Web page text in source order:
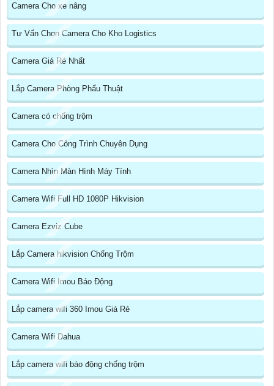
Camera Cho xe nâng
Tư Vấn Chọn Camera Cho Kho Logistics
Camera Giá Rẻ Nhất
Lắp Camera Phòng Phẩu Thuật
Camera có chống trộm
Camera Cho Công Trình Chuyên Dụng
Camera Nhìn Màn Hình Máy Tính
Camera Wifi Full HD 1080P Hikvision
Camera Ezviz Cube
Lắp Camera hikvision Chống Trộm
Camera Wifi Imou Báo Động
Lắp camera wifi 360 Imou Giá Rẻ
Camera Wifi Dahua
Lắp camera wifi báo động chống trộm